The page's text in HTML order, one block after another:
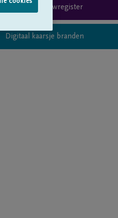
Rouwregister
Digitaal kaarsje branden